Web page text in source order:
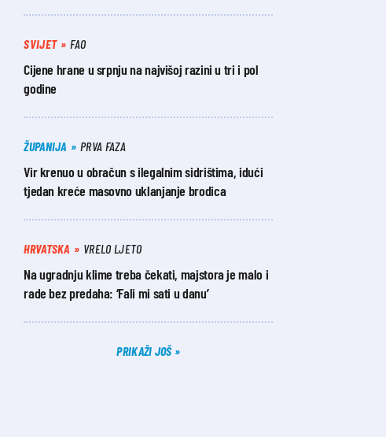
SVIJET FAO
Cijene hrane u srpnju na najvišoj razini u tri i pol
godine
ŽUPANIJA PRVA FAZA
Vir krenuo u obračun s ilegalnim sidrištima, idući
tjedan kreće masovno uklanjanje brodica
HRVATSKA VRELO LJETO
Na ugradnju klime treba čekati, majstora je malo i
rade bez predaha: ‘Fali mi sati u danu’
PRIKAŽI JOŠ